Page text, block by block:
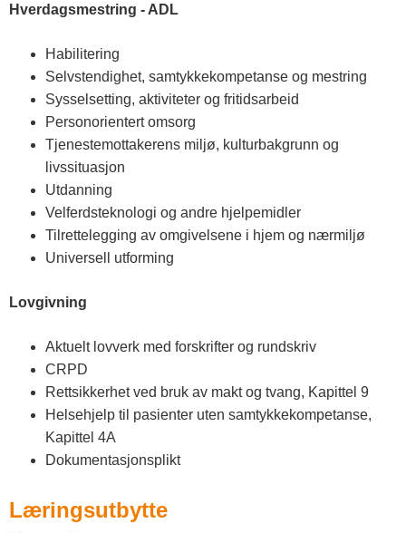
Hverdagsmestring - ADL
Habilitering
Selvstendighet, samtykkekompetanse og mestring
Sysselsetting, aktiviteter og fritidsarbeid
Personorientert omsorg
Tjenestemottakerens miljø, kulturbakgrunn og
livssituasjon
Utdanning
Velferdsteknologi og andre hjelpemidler
Tilrettelegging av omgivelsene i hjem og nærmiljø
Universell utforming
Lovgivning
Aktuelt lovverk med forskrifter og rundskriv
CRPD
Rettsikkerhet ved bruk av makt og tvang, Kapittel 9
Helsehjelp til pasienter uten samtykkekompetanse,
Kapittel 4A
Dokumentasjonsplikt
Læringsutbytte